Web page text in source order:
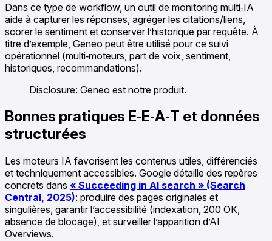
Dans ce type de workflow, un outil de monitoring multi‑IA
aide à capturer les réponses, agréger les citations/liens,
scorer le sentiment et conserver l’historique par requête. À
titre d’exemple, Geneo peut être utilisé pour ce suivi
opérationnel (multi‑moteurs, part de voix, sentiment,
historiques, recommandations).
Disclosure: Geneo est notre produit.
Bonnes pratiques E‑E‑A‑T et données
structurées
Les moteurs IA favorisent les contenus utiles, différenciés
et techniquement accessibles. Google détaille des repères
concrets dans « Succeeding in AI search » (Search
Central, 2025): produire des pages originales et
singulières, garantir l’accessibilité (indexation, 200 OK,
absence de blocage), et surveiller l’apparition d’AI
Overviews.